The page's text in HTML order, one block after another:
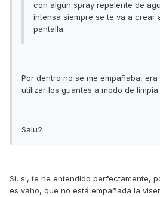
con algún spray repelente de
intensa siempre se te va a crear
pantalla.
Por dentro no se me empañaba,
utilizar los guantes a modo de
Salu2
Si, si, te he entendido perfectamente,
es vaho, que no está empañada la